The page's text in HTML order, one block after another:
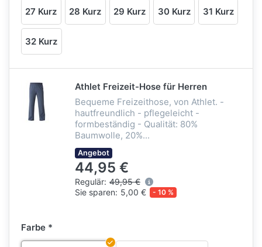
27 Kurz 28 Kurz 29 Kurz 30 Kurz 31 Kurz
32 Kurz
Athlet Freizeit-Hose für Herren
Bequeme Freizeithose, von Athlet. -
hautfreundlich - pflegeleicht -
formbeständig - Qualität: 80%
Baumwolle, 20%...
Angebot
44,95 €
Regulär: 49,95 €
Sie sparen: 5,00 € - 10 %
Farbe